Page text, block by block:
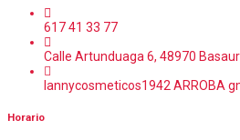
617 41 33 77
Calle Artunduaga 6, 48970
lannycosmeticos1942 ARROBA
Horario